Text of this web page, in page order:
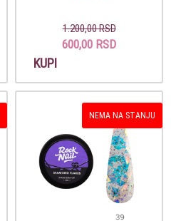
1.200,00 RSD
600,00 RSD
KUPI
NEMA NA STANJU